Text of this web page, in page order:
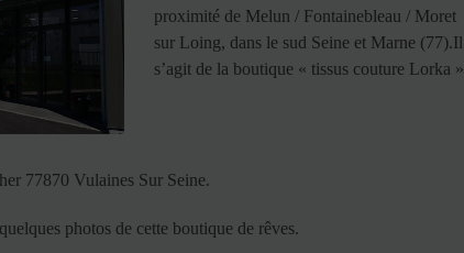
proximité de Melun / Fontainebleau / Moret
sur Loing, dans le sud Seine et Marne (77).Il
s’agit de la boutique « tissus couture Lorka »
77870 Vulaines Sur Seine.
photos de cette boutique de rêves.